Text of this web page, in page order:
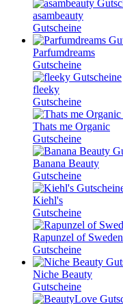
asambeauty
Gutscheine
Parfumdreams
Gutscheine
fleeky
Gutscheine
Thats me Organic
Gutscheine
Banana Beauty
Gutscheine
Kiehl's
Gutscheine
Rapunzel of Sweden
Gutscheine
Niche Beauty
Gutscheine